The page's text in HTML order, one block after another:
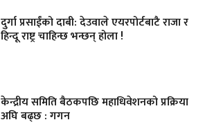
दुर्गा प्रसाईंको दाबी: देउवाले एयरपोर्टबाटै राजा र
हिन्दू राष्ट्र चाहिन्छ भन्छन् होला !
केन्द्रीय समिति बैठकपछि महाधिवेशनको प्रक्रिया
अघि बढ्छ : गगन